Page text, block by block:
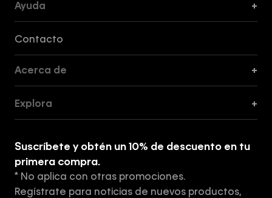
Ayuda +
Contacto
Acerca de +
Tiendas
Aviso de privacidad
Explora +
Suscríbete y obtén un 10% de descuento en tu
primera compra.
* No aplica con otras promociones.
Regístrate para noticias de nuevos productos,